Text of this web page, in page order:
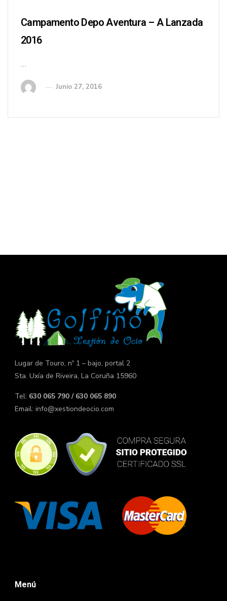
Campamento Depo Aventura – A Lanzada
2016
…
Junio 27, 2016
Lugar de Touro, nº 1 – bajo, portal 2
Sta. Uxía de Riveira, La Coruña 15960
Tel: 630 065 790 / 630 065 890
Email: info@xestiondeocio.com
Menú